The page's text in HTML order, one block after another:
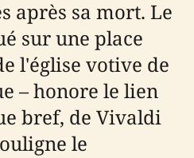
après sa mort. Le
sur une place
l'église votive de
– honore le lien
bref, de Vivaldi
le